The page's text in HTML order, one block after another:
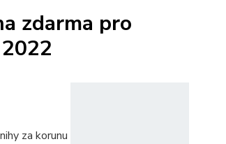
zdarma pro
za korunu